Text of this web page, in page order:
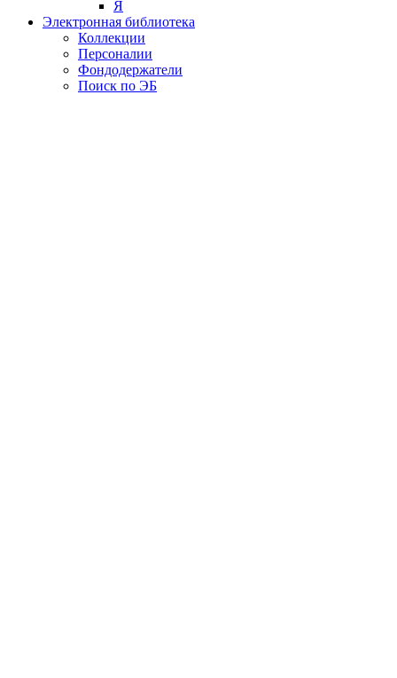
Я
Электронная библиотека
Коллекции
Персоналии
Фондодержатели
Поиск по ЭБ